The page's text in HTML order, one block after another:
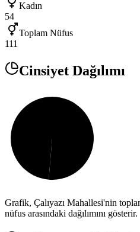
Kadın
54
Toplam Nüfus
111
Cinsiyet Dağılımı
Grafik, Çalıyazı Mahallesi'nin
nüfus arasındaki dağılımını gösterir.